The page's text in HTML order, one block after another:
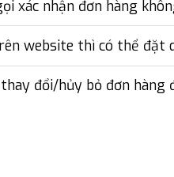
xác nhận đơn hàng
website thì có thể đặt
đổi/hủy bỏ đơn hàng